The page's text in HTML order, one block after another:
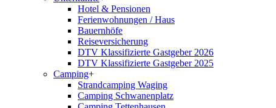
Hotel & Pensionen
Ferienwohnungen / Haus
Bauernhöfe
Reiseversicherung
DTV Klassifizierte Gastgeber 2026
DTV Klassifizierte Gastgeber 2025
Camping+
Strandcamping Waging
Camping Schwanenplatz